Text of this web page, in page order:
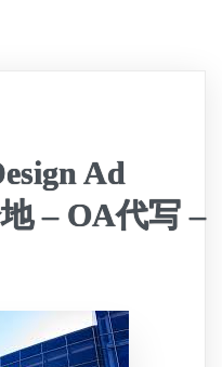
Ad
– OA代写 –